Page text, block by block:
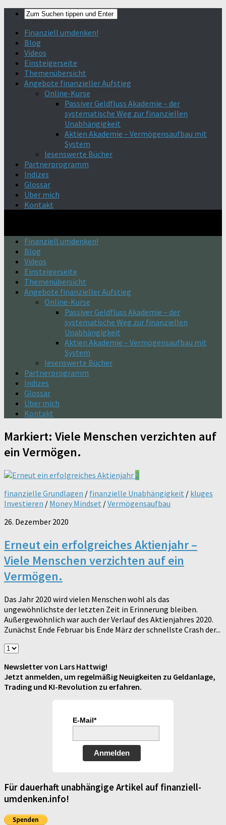
Finanziell umdenken!
Blog
Videos
Einsteigerseite
Themenübersicht
Angebote finanzieller Aufstieg
Online-Kurse
Passiver Geldfluss Akademie – der
systematische Weg zur finanziellen
Unabhängigkeit
Aktien Akademie – Vermögensaufbau mit
System
lesenswerte Bücher
Partnerprogramm
Indizes
Glossar
Über mich
Kontakt
Finanziell umdenken!
Blog
Videos
Einsteigerseite
Themenübersicht
Angebote finanzieller Aufstieg
Online-Kurse
Passiver Geldfluss Akademie – der
systematische Weg zur finanziellen
Unabhängigkeit
Aktien Akademie – Vermögensaufbau mit
System
lesenswerte Bücher
Partnerprogramm
Indizes
Glossar
Über mich
Kontakt
Markiert: Viele Menschen verzichten auf
ein Vermögen.
2
finanzielle Grundlagen / finanzielle Unabhängigkeit / kluges
Investieren / Money Mindset /Vermögensaufbau
26. Dezember 2020
Erneut ein erfolgreiches Aktienjahr –
Viele Menschen verzichten auf ein
Vermögen.
Das Jahr 2020 wird vielen Menschen wohl als das
ungewöhnlichste der letzten Zeit in Erinnerung bleiben.
Außergewöhnlich war auch der Verlauf des Aktienjahres 2020.
Zunächst Ende Februar bis Ende März der schnellste Crash der...
Newsletter von Lars Hattwig!
Jetzt anmelden, um regelmäßig Neuigkeiten zu Geldanlage,
Trading und KI-Revolution zu erfahren.
E-Mail*
Anmelden
Für dauerhaft unabhängige Artikel auf finanziell-
umdenken.info!